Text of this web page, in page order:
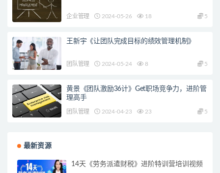
企业管理 2024-05-26 18 5
王新宇《让团队完成目标的绩效管理机制》
团队管理 2024-05-24 8 5
黄景《团队激励36计》Get职场竞争力，进阶管
理高手
团队管理 2024-04-23 23 5
最新资源
14天《劳务派遣财税》进阶特训营培训视频